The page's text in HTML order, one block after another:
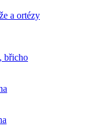
a ortézy